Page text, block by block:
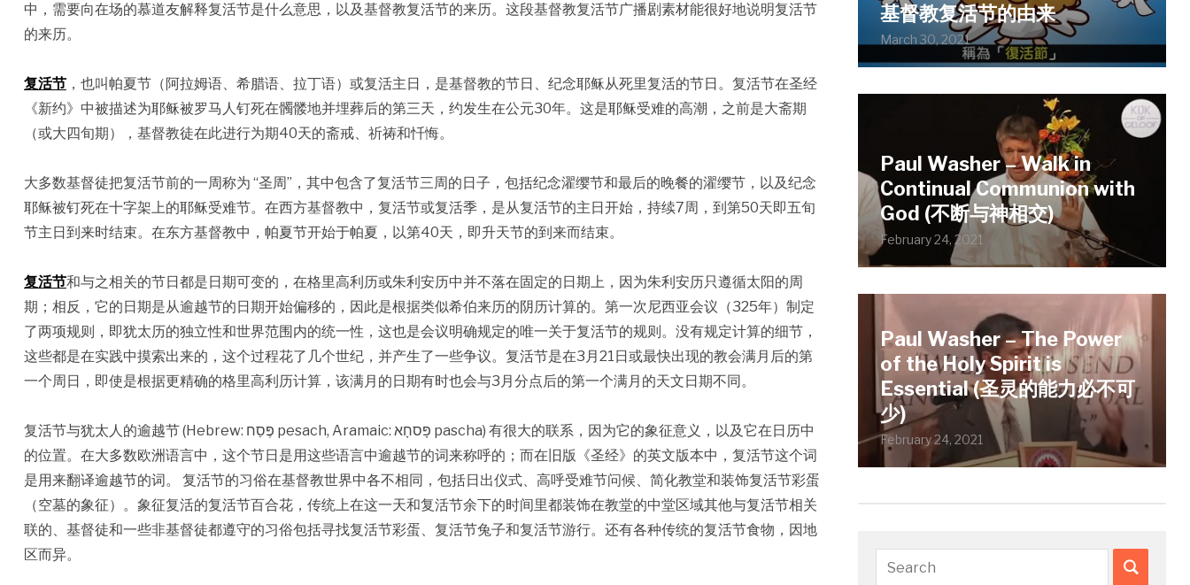
中，需要向在场的慕道友解释复活节是什么意思，以及基督教复活节的来历。这段基督教复活节广播剧素材能很好地说明复活节
的来历。
复活节，也叫帕夏节（阿拉姆语、希腊语、拉丁语）或复活主日，是基督教的节日、纪念耶稣从死里复活的节日。复活节在圣经
《新约》中被描述为耶稣被罗马人钉死在髑髅地并埋葬后的第三天，约发生在公元30年。这是耶稣受难的高潮，之前是大斋期
（或大四旬期），基督教徒在此进行为期40天的斋戒、祈祷和忏悔。
大多数基督徒把复活节前的一周称为 “圣周”，其中包含了复活节三周的日子，包括纪念濯缨节和最后的晚餐的濯缨节，以及纪念
耶稣被钉死在十字架上的耶稣受难节。在西方基督教中，复活节或复活季，是从复活节的主日开始，持续7周，到第50天即五旬
节主日到来时结束。在东方基督教中，帕夏节开始于帕夏，以第40天，即升天节的到来而结束。
复活节和与之相关的节日都是日期可变的，在格里高利历或朱利安历中并不落在固定的日期上，因为朱利安历只遵循太阳的周
期；相反，它的日期是从逾越节的日期开始偏移的，因此是根据类似希伯来历的阴历计算的。第一次尼西亚会议（325年）制定
了两项规则，即犹太历的独立性和世界范围内的统一性，这也是会议明确规定的唯一关于复活节的规则。没有规定计算的细节，
这些都是在实践中摸索出来的，这个过程花了几个世纪，并产生了一些争议。复活节是在3月21日或最快出现的教会满月后的第
一个周日，即使是根据更精确的格里高利历计算，该满月的日期有时也会与3月分点后的第一个满月的天文日期不同。
复活节与犹太人的逾越节 (Hebrew: פֶּסַח pesach, Aramaic: פָּסחָא pascha) 有很大的联系，因为它的象征意义，以及它在日历中
的位置。在大多数欧洲语言中，这个节日是用这些语言中逾越节的词来称呼的；而在旧版《圣经》的英文版本中，复活节这个词
是用来翻译逾越节的词。 复活节的习俗在基督教世界中各不相同，包括日出仪式、高呼受难节问候、简化教堂和装饰复活节彩蛋
（空墓的象征）。象征复活的复活节百合花，传统上在这一天和复活节余下的时间里都装饰在教堂的中堂区域其他与复活节相关
联的、基督徒和一些非基督徒都遵守的习俗包括寻找复活节彩蛋、复活节兔子和复活节游行。还有各种传统的复活节食物，因地
区而异。
基督教复活节的由来
March 30, 2021
Paul Washer – Walk in
Continual Communion with
God (不断与神相交)
February 24, 2021
Paul Washer – The Power
of the Holy Spirit is
Essential (圣灵的能力必不可
少)
February 24, 2021